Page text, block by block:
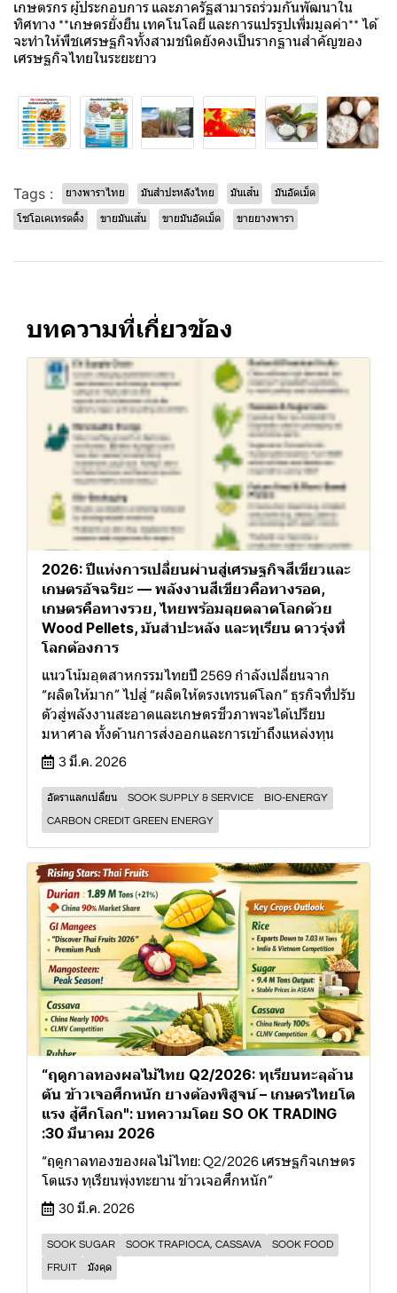
เกษตรกร ผู้ประกอบการ และภาครัฐสามารถร่วมกันพัฒนาใน
ทิศทาง **เกษตรยั่งยืน เทคโนโลยี และการแปรรูปเพิ่มมูลค่า** ได้
จะทำให้พืชเศรษฐกิจทั้งสามชนิดยังคงเป็นรากฐานสำคัญของ
เศรษฐกิจไทยในระยะยาว
Tags : ยางพาราไทย มันสำปะหลังไทย มันเส้น มันอัดเม็ด
โซโอเคเทรดดิ้ง ขายมันเส้น ขายมันอัดเม็ด ขายยางพารา
บทความที่เกี่ยวข้อง
2026: ปีแห่งการเปลี่ยนผ่านสู่เศรษฐกิจสีเขียวและ
เกษตรอัจฉริยะ — พลังงานสีเขียวคือทางรอด,
เกษตรคือทางรวย, ไทยพร้อมลุยตลาดโลกด้วย
Wood Pellets, มันสำปะหลัง และทุเรียน ดาวรุ่งที่
โลกต้องการ
แนวโน้มอุตสาหกรรมไทยปี 2569 กำลังเปลี่ยนจาก
“ผลิตให้มาก” ไปสู่ “ผลิตให้ตรงเทรนด์โลก” ธุรกิจที่ปรับ
ตัวสู่พลังงานสะอาดและเกษตรชีวภาพจะได้เปรียบ
มหาศาล ทั้งด้านการส่งออกและการเข้าถึงแหล่งทุน
3 มี.ค. 2026
อัตราแลกเปลี่ยน SOOK SUPPLY & SERVICE
BIO-ENERGY
CARBON CREDIT GREEN ENERGY
“ฤดูกาลทองผลไม้ไทย Q2/2026: ทุเรียนทะลุล้าน
ตัน ข้าวเจอศึกหนัก ยางต้องพิสูจน์ – เกษตรไทยโต
แรง สู้ศึกโลก": บทความโดย SO OK TRADING
:30 มีนาคม 2026
“ฤดูกาลทองของผลไม้ไทย: Q2/2026 เศรษฐกิจเกษตร
โตแรง ทุเรียนพุ่งทะยาน ข้าวเจอศึกหนัก”
30 มี.ค. 2026
SOOK SUGAR SOOK TRAPIOCA, CASSAVA
SOOK FOOD
FRUIT
มังคุด